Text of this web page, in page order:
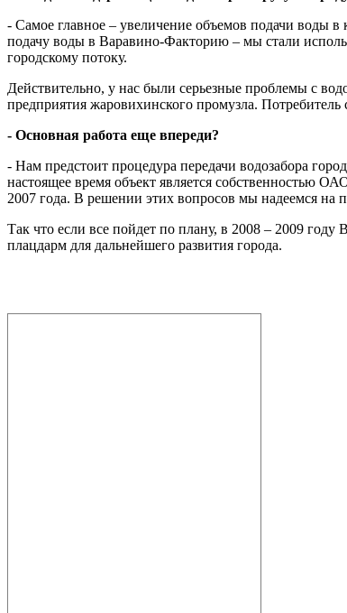
- Самое главное – увеличение объемов подачи воды в
подачу воды в Варавино-Факторию – мы стали
городскому потоку.
Действительно, у нас были серьезные проблемы с
предприятия жаровихинского промузла. Потребитель
- Основная работа еще впереди?
- Нам предстоит процедура передачи водозабора
настоящее время объект является собственностью
2007 года. В решении этих вопросов мы надеемся на
Так что если все пойдет по плану, в 2008 – 2009
плацдарм для дальнейшего развития города.